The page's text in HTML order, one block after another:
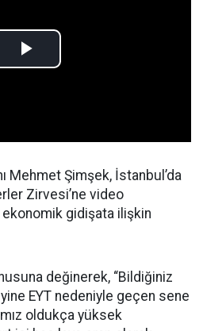
Mehmet Şimşek, İstanbul’da
Zirvesi’ne video
ekonomik gidişata ilişkin
değinerek, “Bildiğiniz
EYT nedeniyle geçen sene
oldukça yüksek